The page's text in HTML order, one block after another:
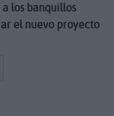
los banquillos
el nuevo proyecto